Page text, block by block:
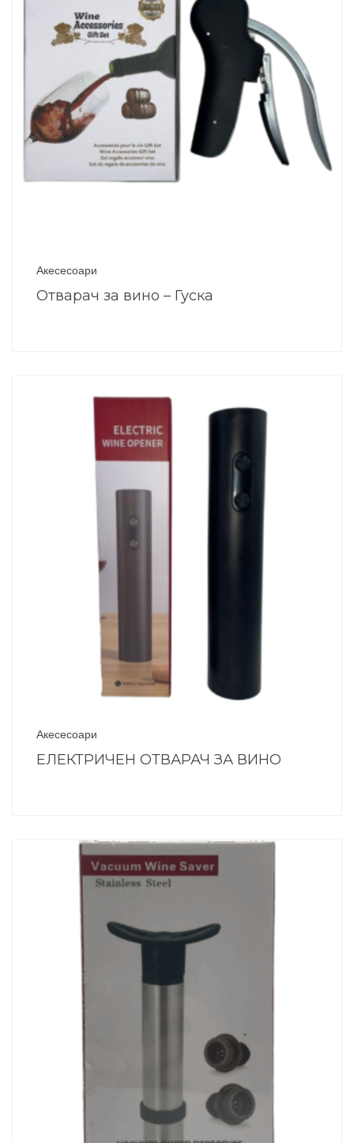
Акесесоари
Отварач за вино – Гуска
Акесесоари
ЕЛЕКТРИЧЕН ОТВАРАЧ ЗА ВИНО